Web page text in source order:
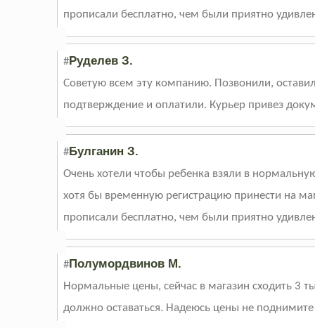
прописали бесплатно, чем были приятно
#Руделев З.
Советую всем эту компанию. Позвонили,
подтверждение и оплатили. Курьер привез
#Булганин З.
Очень хотели чтобы ребенка взяли в
хотя бы временную регистрацию принести на
прописали бесплатно, чем были приятно
#Полумордвинов М.
Нормальные цены, сейчас в магазин сходить 3
должно оставаться. Надеюсь цены не поднимите